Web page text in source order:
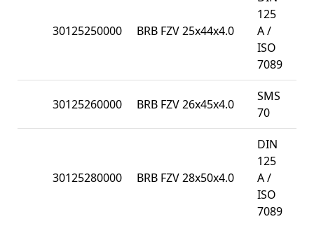
30125250000 BRB FZV 25x44x4.0
125
A /
ISO
7089
30125260000 BRB FZV 26x45x4.0
SMS
70
30125280000 BRB FZV 28x50x4.0
DIN
125
A /
ISO
7089